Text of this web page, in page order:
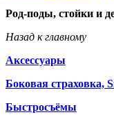
Род-поды, стойки и
Назад к главному
Аксессуары
Боковая страховка,
Быстросъёмы